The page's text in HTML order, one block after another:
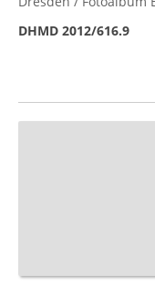
DHMD 2012/616.9